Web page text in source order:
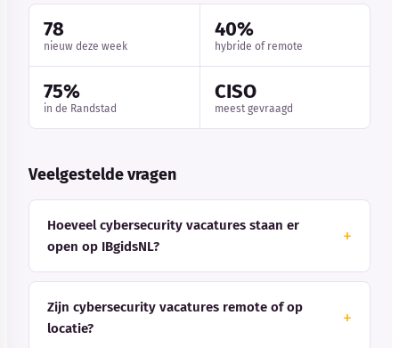
78
nieuw deze week
40%
hybride of remote
75%
in de Randstad
CISO
meest gevraagd
Veelgestelde vragen
Hoeveel cybersecurity vacatures staan er
open op IBgidsNL?
Zijn cybersecurity vacatures remote of op
locatie?